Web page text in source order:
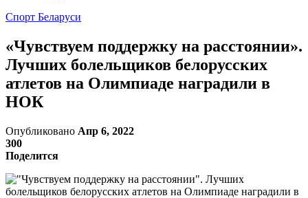
Спорт Беларуси
«Чувствуем поддержку на расстоянии».
Лучших болельщиков белорусских
атлетов на Олимпиаде наградили в
НОК
Опубликовано Апр 6, 2022
300
Поделится